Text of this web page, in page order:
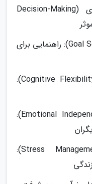
7. مهارت های تصمیم گیری (Decision-Making
8. توانایی تنظیم هدف (Goal Setting): راهنمایی برای
9. انعطاف پذیری شناختی (Cognitive Flexibility):
10. استقلال احساسی (Emotional Independence):
11. استرس مدیریت (Stress Management):